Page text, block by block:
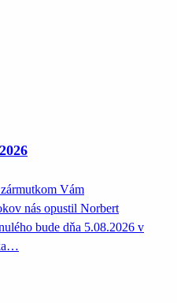
Vám
nás opustil Norbert
bude dňa 5.08.2026 v